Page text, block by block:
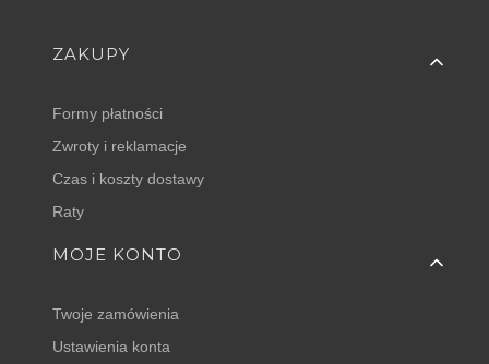
Linki w stopce
ZAKUPY
Formy płatności
Zwroty i reklamacje
Czas i koszty dostawy
Raty
MOJE KONTO
Twoje zamówienia
Ustawienia konta